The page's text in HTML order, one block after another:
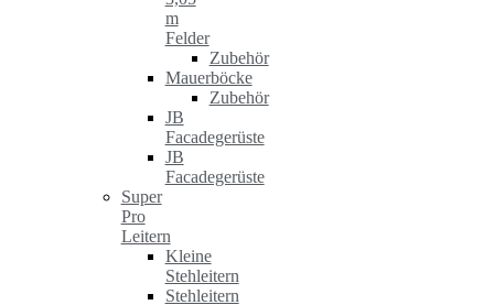
m
Felder
Zubehör
Mauerböcke
Zubehör
JB
Facadegerüste
JB
Facadegerüste
Super
Pro
Leitern
Kleine
Stehleitern
Stehleitern